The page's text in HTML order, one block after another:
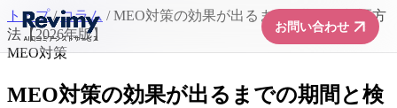
お問い合わせarrow_forward
トップ / コラム / MEO対策の効果が出るまでの期間と検証方
法【2026年版】
MEO対策
MEO対策の効果が出るまでの期間と検